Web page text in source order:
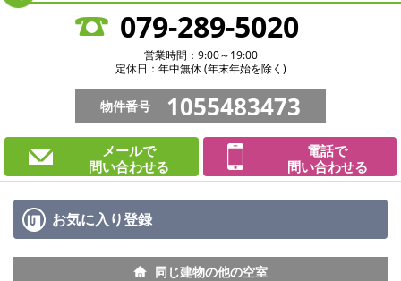
079-289-5020
営業時間：9:00～19:00
定休日：年中無休 (年末年始を除く)
物件番号 1055483473
メールで
問い合わせる
電話で
問い合わせる
お気に入り登録
同じ建物の他の空室